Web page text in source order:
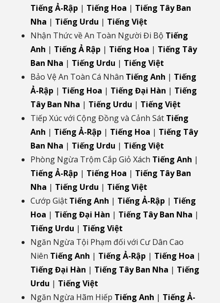
Tiếng Ả-Rập | Tiếng Hoa | Tiếng Tây Ban
Nha | Tiếng Urdu | Tiếng Việt
Nhận Thức về An Toàn Người Đi Bộ Tiếng
Anh | Tiếng Ả Rập | Tiếng Hoa | Tiếng Tây
Ban Nha | Tiếng Urdu | Tiếng Việt
Bảo Vệ An Toàn Cá Nhân Tiếng Anh | Tiếng
Ả-Rập | Tiếng Hoa | Tiếng Đại Hàn | Tiếng
Tây Ban Nha | Tiếng Urdu | Tiếng Việt
Tiếp Xúc với Cộng Đồng và Cảnh Sát Tiếng
Anh | Tiếng Ả-Rập | Tiếng Hoa | Tiếng Tây
Ban Nha | Tiếng Urdu | Tiếng Việt
Phòng Ngừa Trộm Cắp Giỏ Xách Tiếng Anh |
Tiếng Ả-Rập | Tiếng Hoa | Tiếng Tây Ban
Nha | Tiếng Urdu | Tiếng Việt
Cướp Giật Tiếng Anh | Tiếng Ả-Rập | Tiếng
Hoa | Tiếng Đại Hàn | Tiếng Tây Ban Nha |
Tiếng Urdu | Tiếng Việt
Ngăn Ngừa Tội Phạm đối với Cư Dân Cao
Niên Tiếng Anh | Tiếng Ả-Rập | Tiếng Hoa |
Tiếng Đại Hàn | Tiếng Tây Ban Nha | Tiếng
Urdu | Tiếng Việt
Ngăn Ngừa Hãm Hiếp Tiếng Anh | Tiếng Ả-